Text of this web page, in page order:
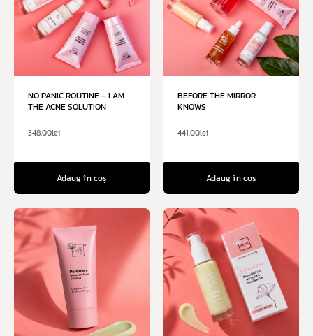
NO PANIC ROUTINE – I AM
THE ACNE SOLUTION
348.00lei
Adaug în coș
BEFORE THE MIRROR
KNOWS
441.00lei
Adaug în coș